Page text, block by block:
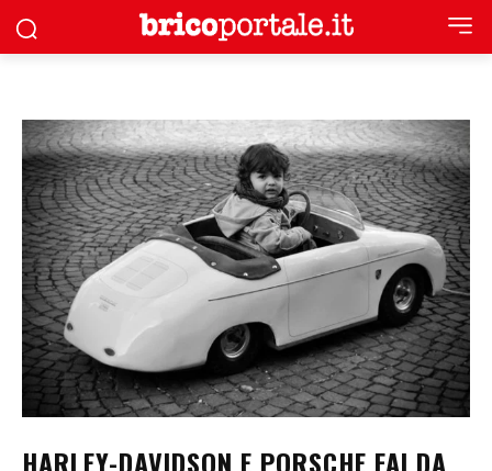
HARLEY-DAVIDSON E PORSCHE FAI DA